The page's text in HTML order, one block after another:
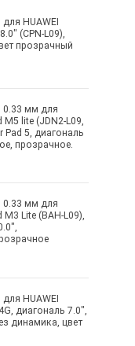
HUAWEI
(CPN-L09),
прозрачный
0.33 мм для
M5 lite (JDN2-L09,
Pad 5, диагональ
прозрачное.
0.33 мм для
M3 Lite (BAH-L09),
HUAWEI
диагональ 7.0",
динамика, цвет